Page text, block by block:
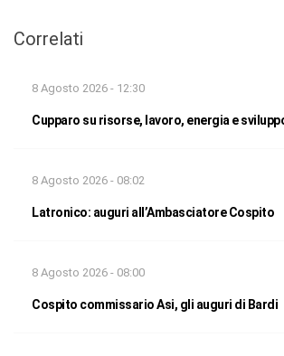
Correlati
8 Agosto 2026 - 12:30
Cupparo su risorse, lavoro, energia e
8 Agosto 2026 - 08:02
Latronico: auguri all’Ambasciatore Cospito
8 Agosto 2026 - 08:00
Cospito commissario Asi, gli auguri di Bardi